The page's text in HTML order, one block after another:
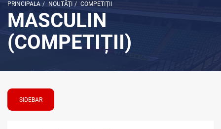
PRINCIPALA / NOUTĂŢI / COMPETIȚII
MASCULIN
(COMPETIȚII)
SIDEBAR